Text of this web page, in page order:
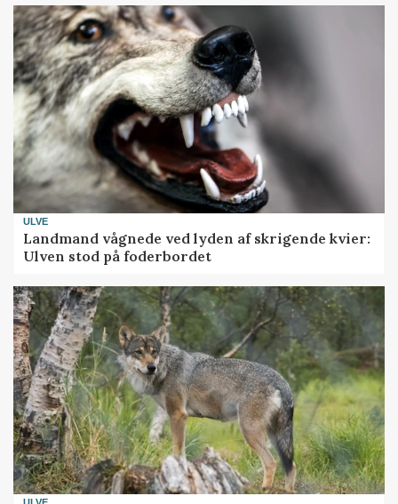
ULVE
Landmand vågnede ved lyden af skrigende kvier:
Ulven stod på foderbordet